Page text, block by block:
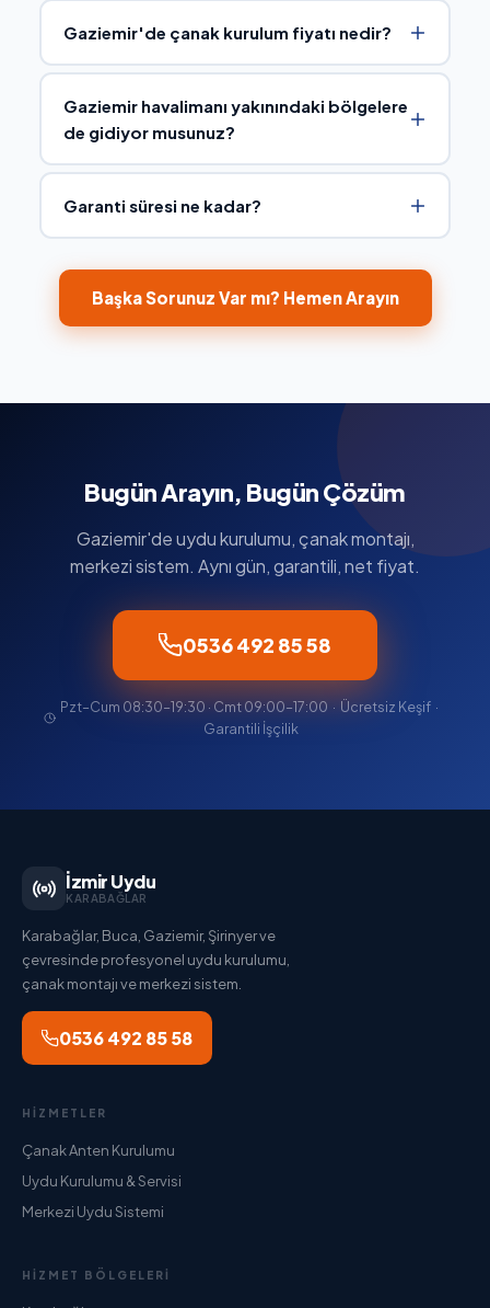
Gaziemir'de çanak kurulum fiyatı nedir?
Gaziemir havalimanı yakınındaki bölgelere
de gidiyor musunuz?
Garanti süresi ne kadar?
Başka Sorunuz Var mı? Hemen Arayın
Bugün Arayın, Bugün Çözüm
Gaziemir'de uydu kurulumu, çanak montajı,
merkezi sistem. Aynı gün, garantili, net fiyat.
0536 492 85 58
Pzt–Cum 08:30–19:30 · Cmt 09:00–17:00 · Ücretsiz Keşif ·
Garantili İşçilik
İzmir Uydu
KARABAĞLAR
Karabağlar, Buca, Gaziemir, Şirinyer ve
çevresinde profesyonel uydu kurulumu,
çanak montajı ve merkezi sistem.
0536 492 85 58
HIZMETLER
Çanak Anten Kurulumu
Uydu Kurulumu & Servisi
Merkezi Uydu Sistemi
HIZMET BÖLGELERI